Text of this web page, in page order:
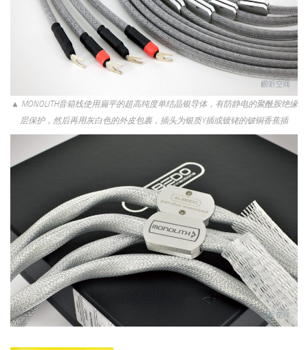
▲ MONOLITH音箱线使用扁平的超高纯度单结晶银导体，有防静电的聚酰胺绝缘
层保护，然后再用灰白色的外皮包裹，插头为银质Y插或镀铑的铍铜香蕉插